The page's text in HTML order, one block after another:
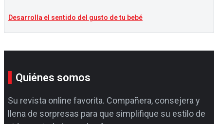
Desarrolla el sentido del gusto de tu bebé
Quiénes somos
Su revista online favorita. Compañera, consejera y
llena de sorpresas para que simplifique su estilo de